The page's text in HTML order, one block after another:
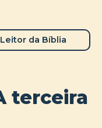
Leitor da Bíblia
terceira